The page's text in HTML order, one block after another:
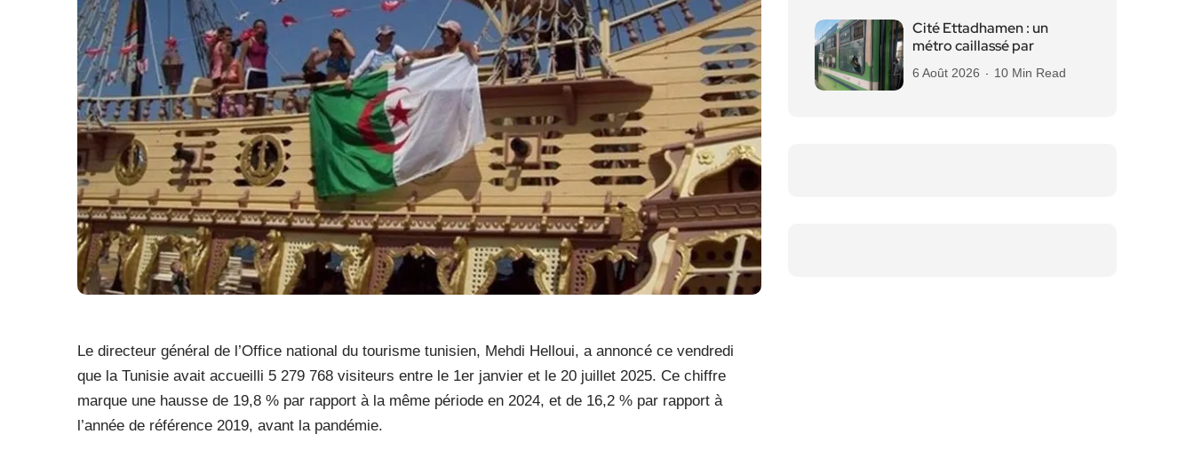
Le directeur général de l’Office national du tourisme tunisien, Mehdi Helloui, a annoncé ce vendredi
que la Tunisie avait accueilli 5 279 768 visiteurs entre le 1er janvier et le 20 juillet 2025. Ce chiffre
marque une hausse de 19,8 % par rapport à la même période en 2024, et de 16,2 % par rapport à
l’année de référence 2019, avant la pandémie.
Cité Ettadhamen : un
métro caillassé par
6 Août 2026 10 Min Read